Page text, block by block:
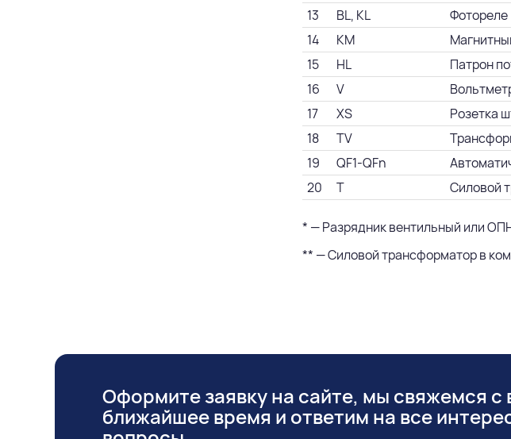
13
BL, KL Фотореле
14
KM
15
HL Патрон
16
V
17
XS Розетка
18
TV
19
QF1-QFn
20
T Силовой
* — Разрядник вентильный или
** — Силовой трансформатор в
Оформите заявку на сайте, мы свяжемся с
ближайшее время и ответим на все